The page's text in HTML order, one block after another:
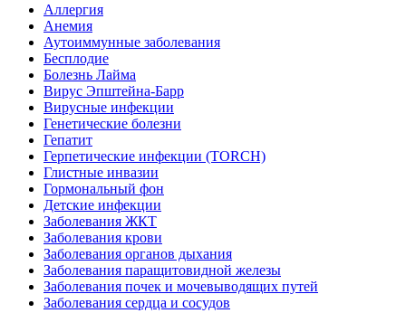
Аллергия
Анемия
Аутоиммунные заболевания
Бесплодие
Болезнь Лайма
Вирус Эпштейна-Барр
Вирусные инфекции
Генетические болезни
Гепатит
Герпетические инфекции (TORCH)
Глистные инвазии
Гормональный фон
Детские инфекции
Заболевания ЖКТ
Заболевания крови
Заболевания органов дыхания
Заболевания паращитовидной железы
Заболевания почек и мочевыводящих путей
Заболевания сердца и сосудов